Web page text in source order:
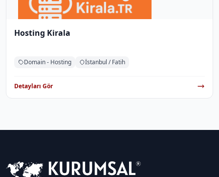
Hosting Kirala
Domain - Hosting İstanbul / Fatih
Detayları Gör